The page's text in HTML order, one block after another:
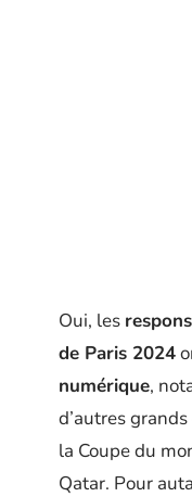
Oui, les
de Paris 2024
numérique,
d’autres
la Coupe du
Qatar. Pour